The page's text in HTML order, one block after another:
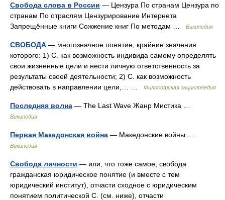
Свобода слова в России — Цензура По странам Цензура по
странам По отраслям Цензурирование Интернета
Запрещённые книги Сожжение книг По методам …
Википедия
СВОБОДА — многозначное понятие, крайние значения
которого: 1) С. как возможность индивида самому определять
свои жизненные цели и нести личную ответственность за
результаты своей деятельности; 2) С. как возможность
действовать в направлении цели,… …
Философская энциклопедия
Последняя волна — The Last Wave Жанр Мистика …
Википедия
Первая Македонская война — Македонские войны …
Википедия
Свобода личности — или, что тоже самое, свобода
гражданская юридическое понятие (и вместе с тем
юридический институт), отчасти сходное с юридическим
понятием политической С. (см. ниже), отчасти